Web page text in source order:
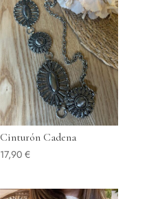
Cinturón Cadena
17,90€